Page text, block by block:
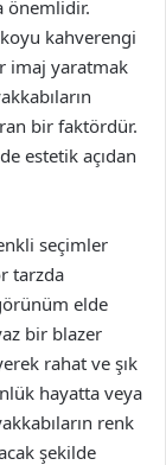
önemlidir.
kahverengi
imaj yaratmak
bir faktördür.
estetik açıdan
seçimler
tarzda
elde
bir blazer
rahat ve şık
hayatta veya
renk
şekilde